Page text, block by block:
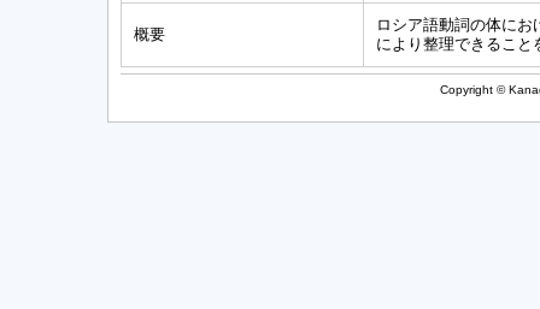
概要
ロシア語動詞の体に
により整理できること
Copyright ©